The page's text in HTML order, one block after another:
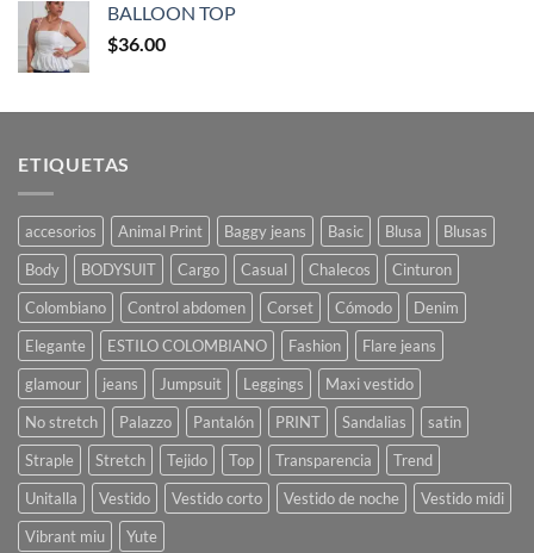
BALLOON TOP
$36.00
ETIQUETAS
accesorios Animal Print Baggy jeans Basic Blusa
Blusas
Body
BODYSUIT Cargo Casual Chalecos
Cinturon
Colombiano
Control abdomen Corset Cómodo
Denim
Elegante
ESTILO COLOMBIANO Fashion
Flare jeans
glamour
jeans Jumpsuit Leggings
Maxi vestido
No stretch
Palazzo Pantalón PRINT Sandalias
satin
Straple
Stretch Tejido Top Transparencia
Trend
Unitalla
Vestido Vestido corto Vestido de noche
Vestido midi
Vibrant miu
Yute